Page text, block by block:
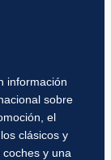
información
sobre
el
clásicos y
y una